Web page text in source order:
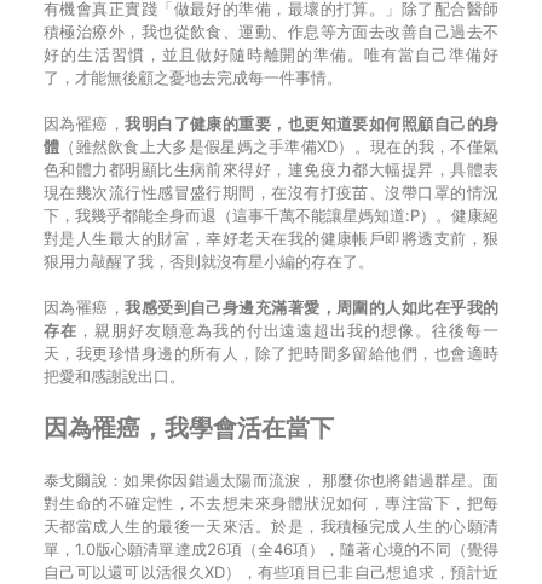
有機會真正實踐「做最好的準備，最壞的打算。」除了配合醫師
積極治療外，我也從飲食、運動、作息等方面去改善自己過去不
好的生活習慣，並且做好隨時離開的準備。唯有當自己準備好
了，才能無後顧之憂地去完成每一件事情。
因為罹癌，我明白了健康的重要，也更知道要如何照顧自己的身
體 （雖然飲食上大多是假星媽之手準備XD）。現在的我，不僅氣
色和體力都明顯比生病前來得好，連免疫力都大幅提昇，具體表
現在幾次流行性感冒盛行期間，在沒有打疫苗、沒帶口罩的情況
下，我幾乎都能全身而退（這事千萬不能讓星媽知道:P）。健康絕
對是人生最大的財富，幸好老天在我的健康帳戶即將透支前，狠
狠用力敲醒了我，否則就沒有星小編的存在了。
因為罹癌，我感受到自己身邊充滿著愛，周圍的人如此在乎我的
存在 ，親朋好友願意為我的付出遠遠超出我的想像。往後每一
天，我更珍惜身邊的所有人，除了把時間多留給他們，也會適時
把愛和感謝說出口。
因為罹癌，我學會活在當下
泰戈爾說：如果你因錯過太陽而流淚， 那麼你也將錯過群星。面
對生命的不確定性，不去想未來身體狀況如何，專注當下，把每
天都當成人生的最後一天來活。於是，我積極完成人生的心願清
單，1.0版心願清單達成26項（全46項），隨著心境的不同（覺得
自己可以還可以活很久XD），有些項目已非自己想追求，預計近